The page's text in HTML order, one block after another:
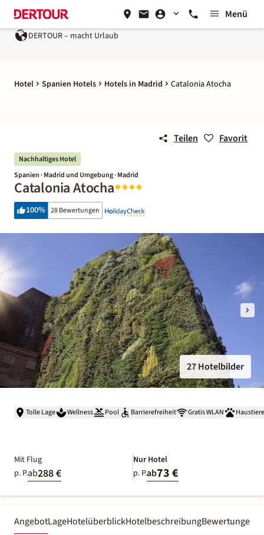
Menü
DERTOUR – macht Urlaub
Hotel Spanien Hotels Hotels in Madrid Catalonia Atocha
Teilen Favorit
Nachhaltiges Hotel
Spanien · Madrid und Umgebung · Madrid
Catalonia Atocha
100% 28 Bewertungen
27 Hotelbilder
Tolle Lage Wellness Pool Barrierefreiheit Gratis WLAN
Mit Flug
p. P.ab288 €
Nur Hotel
p. P.ab73 €
AngebotLageHotelüberblickHotelbeschreibungBewertungen